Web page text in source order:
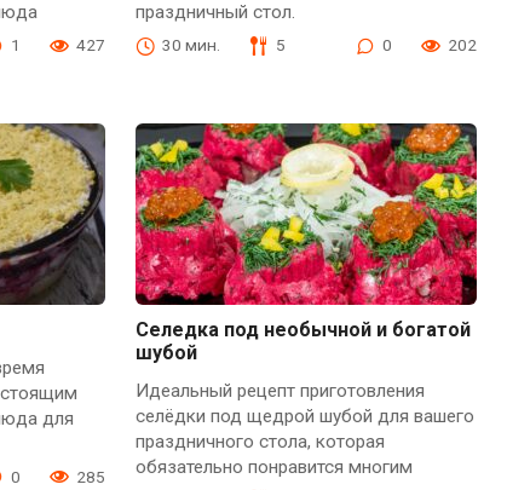
1 427
праздничный стол.
30 мин. 5 0 202
для
0 285
Селедка под необычной и богатой
шубой
Идеальный рецепт приготовления
селёдки под щедрой шубой для вашего
праздничного стола, которая
обязательно понравится многим